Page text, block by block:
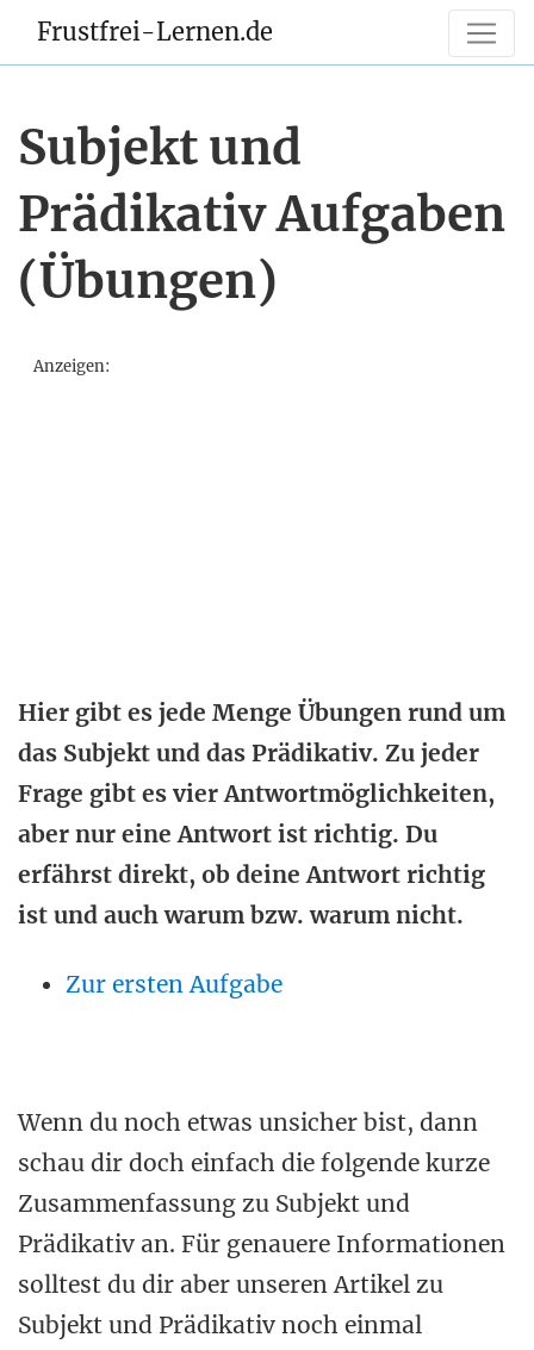
Frustfrei-Lernen.de
Subjekt und
Prädikativ Aufgaben
(Übungen)
Anzeigen:
Hier gibt es jede Menge Übungen rund um
das Subjekt und das Prädikativ. Zu jeder
Frage gibt es vier Antwortmöglichkeiten,
aber nur eine Antwort ist richtig. Du
erfährst direkt, ob deine Antwort richtig
ist und auch warum bzw. warum nicht.
Zur ersten Aufgabe
Wenn du noch etwas unsicher bist, dann
schau dir doch einfach die folgende kurze
Zusammenfassung zu Subjekt und
Prädikativ an. Für genauere Informationen
solltest du dir aber unseren Artikel zu
Subjekt und Prädikativ noch einmal